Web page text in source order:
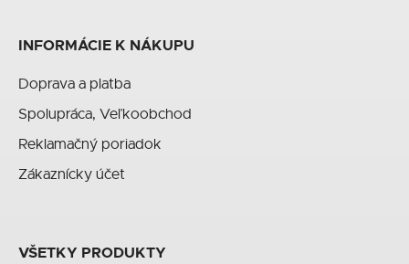
INFORMÁCIE K NÁKUPU
Doprava a platba
Spolupráca, Veľkoobchod
Reklamačný poriadok
Zákaznícky účet
VŠETKY PRODUKTY